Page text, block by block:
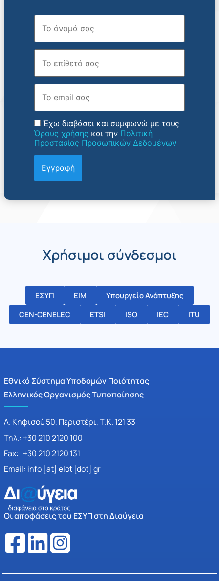
Όνομα
Επώνυμο
Email
Έχω διαβάσει και συμφωνώ με τους
Όρους χρήσης και την Πολιτική
Προστασίας Προσωπικών Δεδομένων
Χρήσιμοι σύνδεσμοι
ΕΣΥΠ ΕΙΜ
Υπουργείο Ανάπτυξης
CEN-CENELEC
ETSI ISO IEC ITU
Εθνικό Σύστημα Υποδομών Ποιότητας
Ελληνικός Οργανισμός Τυποποίησης
Λ. Κηφισού 50, Περιστέρι, Τ.Κ. 121 33
Τηλ.: +30 210 2120 100
Fax: +30 210 2120 131
Email: info [at] elot [dot] gr
Οι αποφάσεις του ΕΣΥΠ στη Διαύγεια